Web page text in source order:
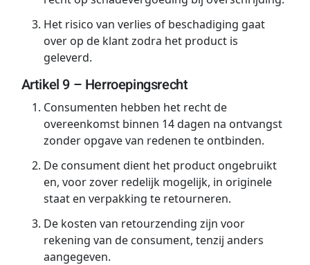
Het risico van verlies of beschadiging gaat
over op de klant zodra het product is
geleverd.
Artikel 9 – Herroepingsrecht
Consumenten hebben het recht de
overeenkomst binnen 14 dagen na ontvangst
zonder opgave van redenen te ontbinden.
De consument dient het product ongebruikt
en, voor zover redelijk mogelijk, in originele
staat en verpakking te retourneren.
De kosten van retourzending zijn voor
rekening van de consument, tenzij anders
aangegeven.